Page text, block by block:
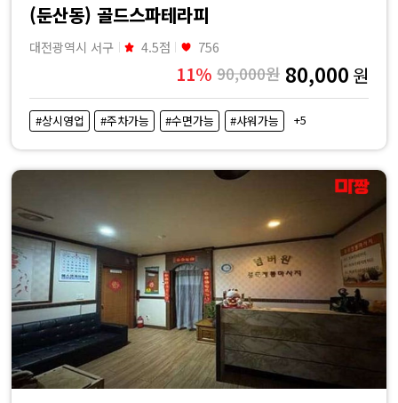
(둔산동) 골드스파테라피
대전광역시 서구 4.5점 756
11% 90,000원 80,000 원
#상시영업 #주차가능 #수면가능 #샤워가능 +5